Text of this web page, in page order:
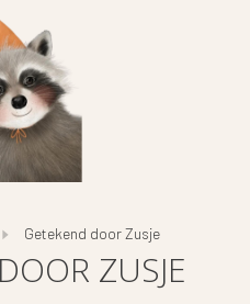
Getekend door Zusje
ZUSJE